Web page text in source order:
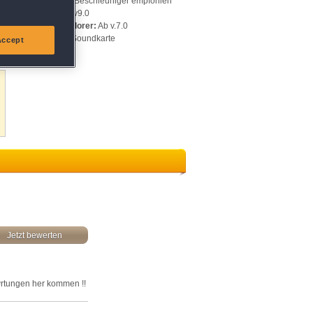
Ab v9.0
Internet Explorer: Ab v.7.0
Soundkarte
Jetzt bewerten
her kommen !!